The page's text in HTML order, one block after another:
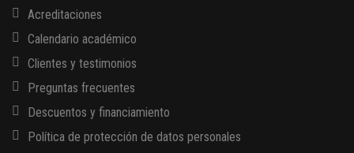
Acreditaciones
Calendario académico
Clientes y testimonios
Preguntas frecuentes
Descuentos y financiamiento
Política de protección de datos personales